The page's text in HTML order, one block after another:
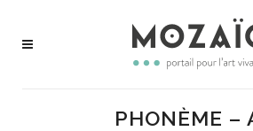
PHONÈME –